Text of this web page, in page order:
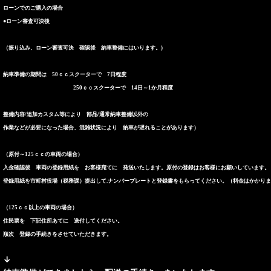
ローンでのご購入の場合
●ローン審査可決後
（振り込み、ローン審査可決 確認後 納車整備にはいります。)
納車準備の期間は 50ｃｃスクーターで 7日程度
250ｃｃスクーターで 14日～1か月程度
整備内容/追加カスタム等により 部品/通常納車整備以外の
作業などが必要になった場合、混雑状況により 納車が遅れることがあります）
（原付～125ｃｃの車両の場合）
入金確認後 車両の登録用紙を お客様宛てに 発送いたします。原付の登録はお客様にお願いしています。
登録用紙を市町村役場（税務課）提出して.ナンバープレートと登録書をもらってください。（料金はかかりま
（125ｃｃ以上の車両の場合）
住民票を 下記住所あてに 送付してください。
順次 登録の手続きをさせていただきます。
↓